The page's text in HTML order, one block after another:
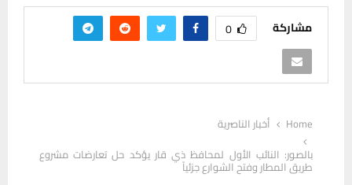
مشاركة 0
Home
أخبار الناصرية
بالصور: النائب الأول لمحافظ ذي قار يؤكد حل تعارضات مشروع
طريق المطار وفتح الشوارع جزئياً